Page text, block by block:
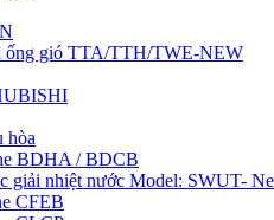
ống gió TTA/TTH/TWE-NEW
hòa
BDHA / BDCB
giải nhiệt nước Model: SWUT-
CFEB